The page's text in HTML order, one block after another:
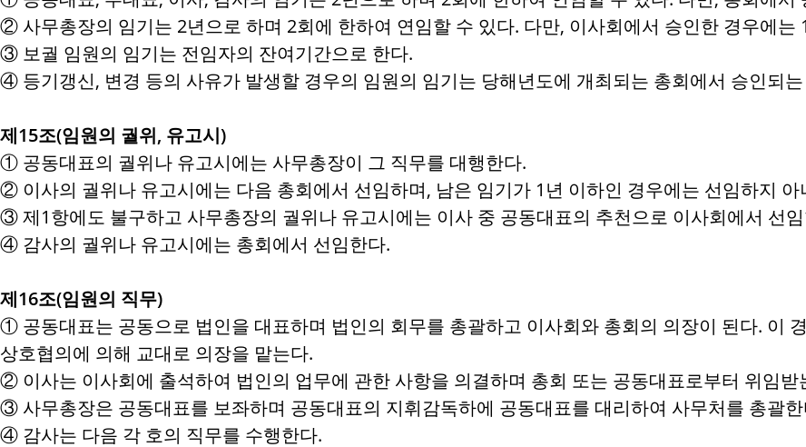
② 사무총장의 임기는 2년으로 하며 2회에 한하여 연임할 수 있다. 다만, 이사회에서 승인한 경우에는
③ 보궐 임원의 임기는 전임자의 잔여기간으로 한다.
④ 등기갱신, 변경 등의 사유가 발생할 경우의 임원의 임기는 당해년도에 개최되는 총회에서 승인되
제15조(임원의 궐위, 유고시)
① 공동대표의 궐위나 유고시에는 사무총장이 그 직무를 대행한다.
② 이사의 궐위나 유고시에는 다음 총회에서 선임하며, 남은 임기가 1년 이하인 경우에는 선임하지 아
③ 제1항에도 불구하고 사무총장의 궐위나 유고시에는 이사 중 공동대표의 추천으로 이사회에서 선
④ 감사의 궐위나 유고시에는 총회에서 선임한다.
제16조(임원의 직무)
① 공동대표는 공동으로 법인을 대표하며 법인의 회무를 총괄하고 이사회와 총회의 의장이 된다. 이
상호협의에 의해 교대로 의장을 맡는다.
② 이사는 이사회에 출석하여 법인의 업무에 관한 사항을 의결하며 총회 또는 공동대표로부터 위임받
③ 사무총장은 공동대표를 보좌하며 공동대표의 지휘감독하에 공동대표를 대리하여 사무처를 총괄
④ 감사는 다음 각 호의 직무를 수행한다.